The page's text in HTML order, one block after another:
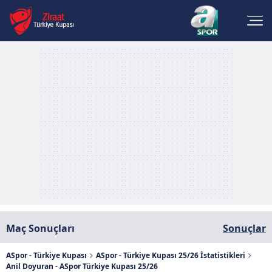
Maç Sonuçları Sonuçlar
ASpor - Türkiye Kupası
ASpor - Türkiye Kupası 25/26 İstatistikleri
Anil Doyuran - ASpor Türkiye Kupası 25/26